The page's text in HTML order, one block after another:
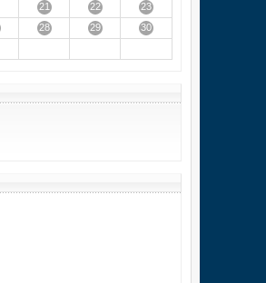
21 22
23
28 29
30